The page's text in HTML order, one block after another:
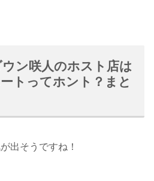
ン咲人のホスト店は
トってホント？まと
出そうですね！